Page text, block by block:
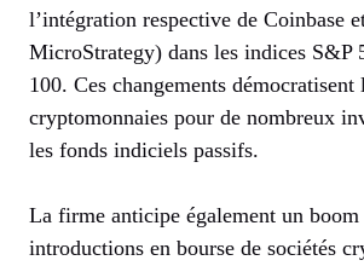
l’intégration respective de Coinbase
MicroStrategy) dans les indices S&P
100. Ces changements démocratisent
cryptomonnaies pour de nombreux
les fonds indiciels passifs.
La firme anticipe également un boom
introductions en bourse de sociétés